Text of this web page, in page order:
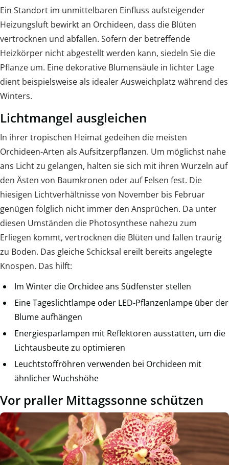
Ein Standort im unmittelbaren Einfluss aufsteigender
Heizungsluft bewirkt an Orchideen, dass die Blüten
vertrocknen und abfallen. Sofern der betreffende
Heizkörper nicht abgestellt werden kann, siedeln Sie die
Pflanze um. Eine dekorative Blumensäule in lichter Lage
dient beispielsweise als idealer Ausweichplatz während des
Winters.
Lichtmangel ausgleichen
In ihrer tropischen Heimat gedeihen die meisten
Orchideen-Arten als Aufsitzerpflanzen. Um möglichst nahe
ans Licht zu gelangen, halten sie sich mit ihren Wurzeln auf
den Ästen von Baumkronen oder auf Felsen fest. Die
hiesigen Lichtverhältnisse von November bis Februar
genügen folglich nicht immer den Ansprüchen. Da unter
diesen Umständen die Photosynthese nahezu zum
Erliegen kommt, vertrocknen die Blüten und fallen traurig
zu Boden. Das gleiche Schicksal ereilt bereits angelegte
Knospen. Das hilft:
Im Winter die Orchidee ans Südfenster stellen
Eine Tageslichtlampe oder LED-Pflanzenlampe über der
Blume aufhängen
Energiesparlampen mit Reflektoren ausstatten, um die
Lichtausbeute zu optimieren
Leuchtstoffröhren verwenden bei Orchideen mit
ähnlicher Wuchshöhe
Vor praller Mittagssonne schützen